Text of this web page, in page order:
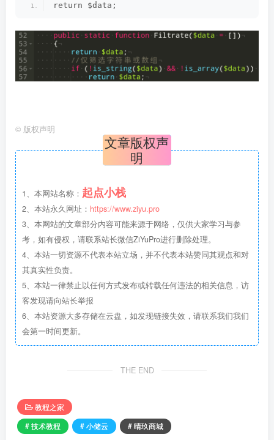
return $data;
© 版权声明
文章版权声
明
1、本网站名称： 起点小栈
2、本站永久网址： https://www.ziyu.pro
3、本网站的文章部分内容可能来源于网络，仅供大家学习与参
考，如有侵权，请联系站长微信ZiYuPro进行删除处理。
4、本站一切资源不代表本站立场，并不代表本站赞同其观点和对
其真实性负责。
5、本站一律禁止以任何方式发布或转载任何违法的相关信息，访
客发现请向站长举报
6、本站资源大多存储在云盘，如发现链接失效，请联系我们我们
会第一时间更新。
THE END
教程之家
# 技术教程
# 小储云 # 晴玖商城